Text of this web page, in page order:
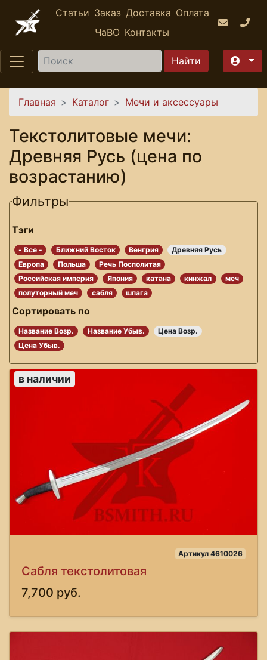
Перейти к основному содержанию
Статьи Заказ Доставка Оплата
ЧаВО Контакты
Найти
Вы здесь
Главная Каталог Мечи и аксессуары
Текстолитовые мечи:
Древняя Русь (цена по
возрастанию)
Фильтры
Тэги
- Все - Ближний Восток Венгрия
Древняя Русь
Европа
Польша
Речь Посполитая
Российская империя
Япония катана кинжал
меч
полуторный меч
сабля шпага
Сортировать по
Название Возр. Название Убыв.
Цена Возр.
Цена Убыв.
в наличии
Артикул 4610026
Сабля текстолитовая
7,700 руб.